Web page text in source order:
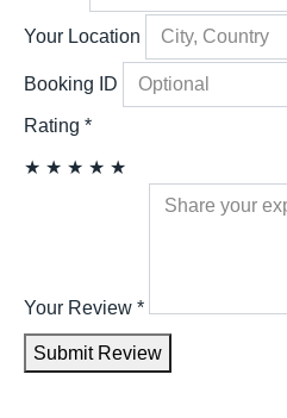
Your Location
Booking ID
Rating *
★ ★ ★ ★ ★
Your Review *
Submit Review